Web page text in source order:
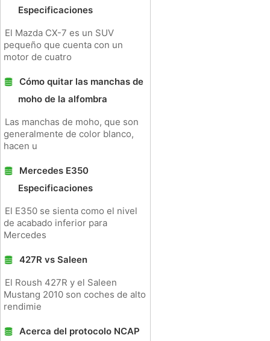
Especificaciones
El Mazda CX-7 es un SUV
pequeño que cuenta con un
motor de cuatro
Cómo quitar las manchas de
moho de la alfombra
Las manchas de moho, que son
generalmente de color blanco,
hacen u
Mercedes E350
Especificaciones
El E350 se sienta como el nivel
de acabado inferior para
Mercedes
427R vs Saleen
El Roush 427R y el Saleen
Mustang 2010 son coches de alto
rendimie
Acerca del protocolo NCAP